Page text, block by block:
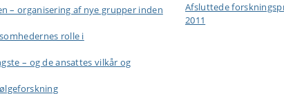
– organisering af nye grupper inden
rolle i
– og de ansattes vilkår og
Afsluttede
2011